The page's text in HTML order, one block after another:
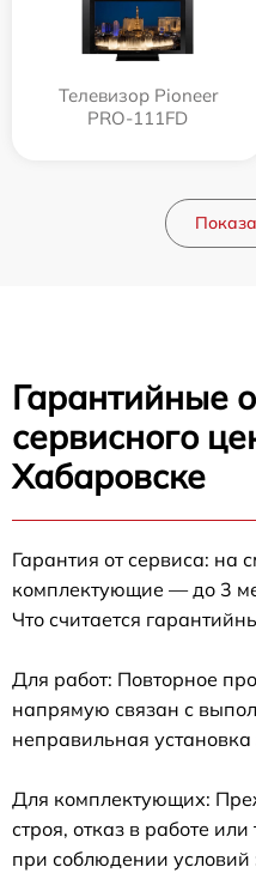
Телевизор Pioneer
PRO-111FD
Гарантийные
сервисного
Хабаровске
Гарантия от сервиса: на
комплектующие — до 3
Что считается
Для работ: Повторное
напрямую связан с
неправильная установка
Для комплектующих:
строя, отказ в работе
при соблюдении условий